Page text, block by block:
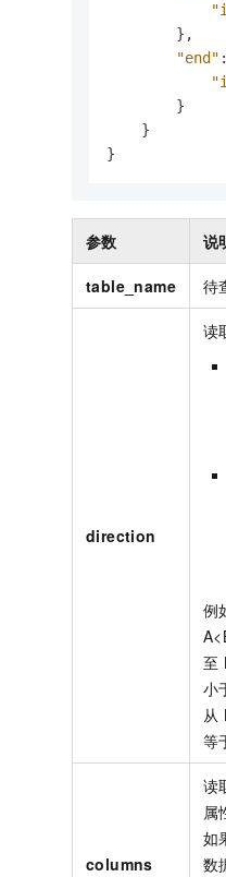
} ,
"end" :
}
}
}
参数 说
table_name 待
direction
读
例
至
小
从
等
columns
读
属
如
数